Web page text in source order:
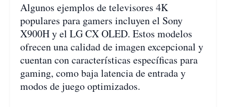
Algunos ejemplos de televisores 4K
populares para gamers incluyen el Sony
X900H y el LG CX OLED. Estos modelos
ofrecen una calidad de imagen excepcional y
cuentan con características específicas para
gaming, como baja latencia de entrada y
modos de juego optimizados.